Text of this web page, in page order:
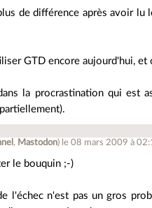
de différence après avoir lu
GTD encore aujourd'hui,
la procrastination qui est
, Mastodon) le 08 mars 2009 à
le bouquin ;-)
l'échec n'est pas un gros